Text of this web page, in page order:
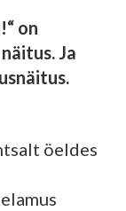
on
Ja
öeldes